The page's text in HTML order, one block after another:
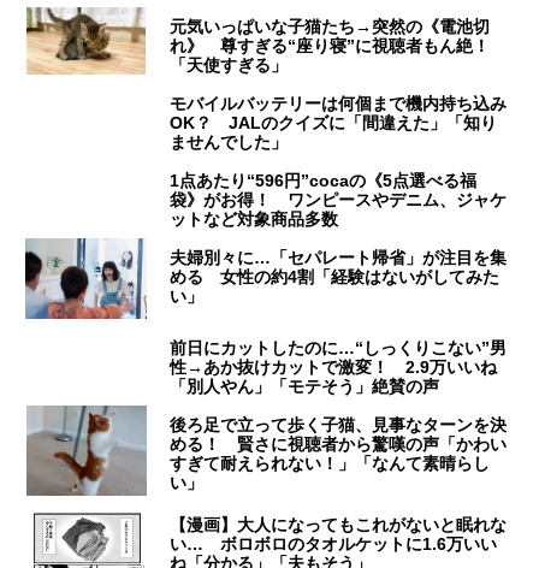
元気いっぱいな子猫たち→突然の《電池切
れ》 尊すぎる“座り寝”に視聴者もん絶！
「天使すぎる」
モバイルバッテリーは何個まで機内持ち込み
OK？ JALのクイズに「間違えた」「知り
ませんでした」
1点あたり“596円”cocaの《5点選べる福
袋》がお得！ ワンピースやデニム、ジャケ
ットなど対象商品多数
夫婦別々に…「セパレート帰省」が注目を集
める 女性の約4割「経験はないがしてみた
い」
前日にカットしたのに…“しっくりこない”男
性→あか抜けカットで激変！ 2.9万いいね
「別人やん」「モテそう」絶賛の声
後ろ足で立って歩く子猫、見事なターンを決
める！ 賢さに視聴者から驚嘆の声「かわい
すぎて耐えられない！」「なんて素晴らし
い」
【漫画】大人になってもこれがないと眠れな
い… ボロボロのタオルケットに1.6万いい
ね「分かる」「夫もそう」